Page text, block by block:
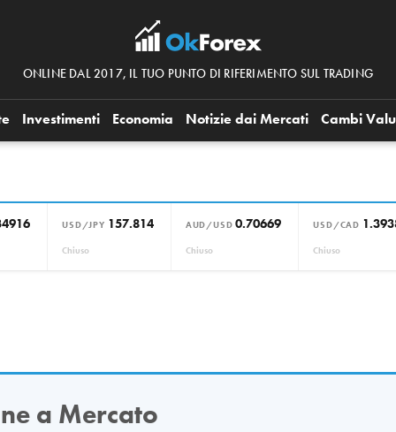
ONLINE DAL 2017, IL TUO PUNTO DI RIFERIMENTO SUL TRADING
Investimenti Economia Notizie dai Mercati Cambi
USD/JPY 157.814
Chiuso
AUD/USD 0.70669
Chiuso
USD/CAD
Chiuso
a Mercato